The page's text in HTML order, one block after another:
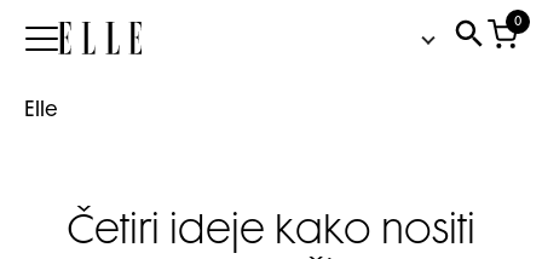
Elle
0
Elle
Četiri ideje kako nositi